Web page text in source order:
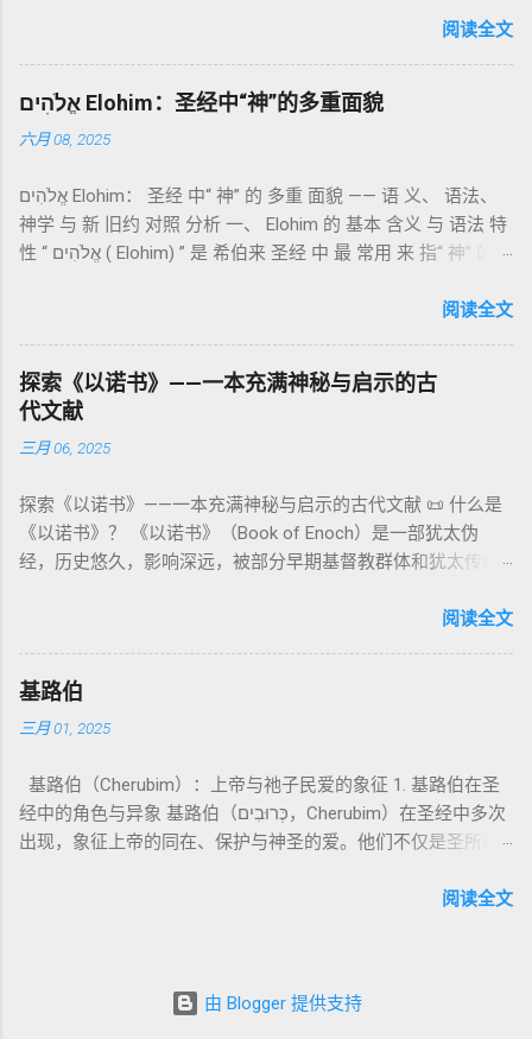
团契的象征； 赎罪祭 （chatat）：针对无意之罪的遮盖； 赎愆
祭 （asham）：针对特定罪行的赔偿与赎回。 这些制度不是单
纯宗教仪式，而是 神提供给罪人恢复关系的方式 。 希伯来文
祂的子民得洁净并维系同在。 三、祭司制度与敬拜秩序 亚伦与
记》强调他们的洁净、服饰、行为都必须与神的圣洁相称。 祭
司是 圣所的看守者、律法的教导者与百姓的代求者 。他们的失
败（如拿答与亚比户擅献凡火）立刻带来神的审判（利10
限 第11–15章讲述关于食物、疾病（如大麻风）、体液等“洁净
与不洁”的律例。其目的不是为了迷信或隔离，而是建立 圣洁与
秩序感 ，帮助以色列人活在神的同在中。 “洁净”不是等同于“无
罪”，而是不妨碍与神交往的状态。圣所是神居住之地，进入必
16章描述每年一次的“赎罪日”（Yom Kippur），大祭司进入至
圣所，用血为圣所与百姓遮罪。 这是整卷《利未记》的神学中
心： 神愿意居住在人中间； 罪必须被遮盖才能维持这同在；
神主动提供遮罪之道（两个祭牲，特别是“为耶和华”的与“归于
亚撒泻勒”的）。 这预表...
世纪），虽不在犹太/基督教主流正典之内（ 埃塞俄比亚正教
吉兹语（埃塞俄比亚语） 保存， 死海古卷 出土了多份 阿拉姆
语 残卷，另有 希腊文 片段，显示其广泛流传。 《一以诺书》
大体由五部分组成（作者与年代各异）： 《守望者之书》（1–
通婚、巨人（尼非利人）的出现，以及神对其囚禁与审判。
《比喻/相似喻之书》（37–71） ：频繁出现“ 那位人子/拣选
者/义者 ”，刻画末世审判与王权。 《天文之书》（72–82） ：
：以异象回顾以色列史并预示末世。 《以诺书信》（91–108）
：智慧训诫、“祸哉”、义人与恶人的结局等。 提示：另有《二
以诺书》（斯拉夫文）与《三以诺书》（希伯来文），属更晚
期以诺传统，不等同于《一以诺书》。 二、为什么重要？——
它是新约作者与读者共享的“语境词典” 1）新约中的直接/间接
呼应 犹大书14–15 几乎逐字引 1 Enoch 1:9（“主带着千万圣者
的“深渊囚禁”叙事共振。 彼后2:4 用“ 他他路斯 （Tartarus）”指
天使囚禁之所，贴近以诺传统语境。 福音书/启示录 中的“ 人子
来临与天使同来、坐在荣耀宝座审判列国 ”（太24–25；启1、
观 ：以诺将“巨人之灵”为游行污灵的渊源学解释，补给了新约
驱魔叙事背后的“灵界词库”（可1、路8；亦参弗6:12“执政掌
权”）。 阴间与审判意象 ：Sheol 的分区、册卷与火刑等图像，
：以诺传统对压迫者的“祸哉”，与 雅各书 对不义富者的警告
（雅5）形成呼应。 ...
阅读全文
אֱלֹהִים Elohim：圣经中“神”的多重面貌
六月 08, 2025
אֱלֹהִים Elohim： 圣经 中“ 神” 的 多重 面貌 —— 语 义、 语法、
神学 与 新 旧约 对照 分析 一、 Elohim 的 基本 含义 与 语法 特
性 “ אֱלֹהִים ( Elohim) ” 是 希伯来 圣经 中 最 常用 来 指“ 神” 的
者”。 ✦ 语法 现象： Elohim 是 一个 复数 形式 （“- im” 后
世 记 1: 1）； 在 其他 语 境 中也 可 用于 复数 意义， 如 指 多
神、 属 灵 存在、 审判 官 等； 因此， 需 借助 上下文 判断 语
义 和 神学 定位 。 二、 希伯来 圣经 中 Elohim 的 主要 用法 与
示例 分类 类型 用法 说明 示例 经文 含义 1. 真神 指 以色列 的
所 崇拜 的 神祇 出 20: 3 假 神/ 偶像（ gods） 3. 属 灵 存在
神 的 众 子、 天使、 神圣 议会 成员 诗 82: 1, 申 32: 8– 9
神圣 存在（ divine beings） 4. 法官 被 委托 施行 神 审判者 出
权 代表 受托 执行 神 旨意 的 人（ 如 摩西） 出 7: 1 神 的 代言
人（ divine proxy） 6. 强调 威严 复数 形式 强调 尊贵 超自然 的
显现 撒 上 28: 13 灵界 显现 或 尊称（ majestic plural） 三、
每一 类 的 代表 经文 解读 1. 真神 的 独 一 性（ 创世 记 1: 1） “
בְּרֵאשִׁית בָּרָא אֱלֹהִים...” “ 起初， 神（ Elohim） 创造 天地。” 尽
语法 结构 显示 这 是在 强调 一位 ...
阅读全文
探索《以诺书》——一本充满神秘与启示的古
代文献
三月 06, 2025
探索《以诺书》——一本充满神秘与启示的古代文献 📜 什么是
《以诺书》？ 《以诺书》（Book of Enoch）是一部犹太伪
经，历史悠久，影响深远，被部分早期基督教群体和犹太传统
的曾祖父——的名义写成，包含大量关于天使、堕落、审判和弥
行，神将他取去，他就不在世了。” 这一神秘的记载激发了后世
关于以诺与神的关系、天国奥秘的丰富想象。《以诺书》便是
这种想象的结晶。 📖《以诺书》的主要内容 《以诺书》并非一
之书》（1 Enoch 1-36） 讲述堕落天使（守望者，Watchers）
如何违背神的命令，与人类女子结合，生下巨人（Nephilim）。
这些天使教授人类各种知识，如金属锻造、药草使用和占星
洪水洁净世界。 这一描述与《创世记 6:1-4》的“神的众子”相呼
子看见人的女子美貌，就随意挑选，娶来为妻。他们与女子交
合后，生下了伟人（Nephilim），那时候的伟人就是古时英武有
阅读全文
基路伯
三月 01, 2025
基路伯（Cherubim）：上帝与祂子民爱的象征 1. 基路伯在圣
经中的角色与异象 基路伯（כְּרוּבִים，Cherubim）在圣经中多次
出现，象征上帝的同在、保护与神圣的爱。他们不仅是圣所的
护者 在《创世记》3:24中，基路伯首次出现，被安置在伊甸园
入伊甸园。这象征着罪的阻隔，也反映出人类与神分离后的失
阅读全文
由 Blogger 提供支持